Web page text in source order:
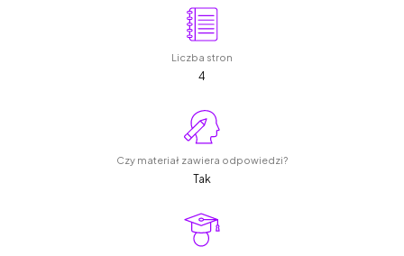
Liczba stron
4
Czy materiał zawiera odpowiedzi?
Tak